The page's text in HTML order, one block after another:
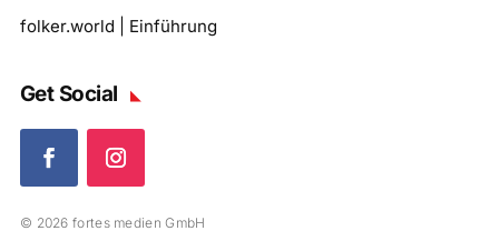
folker.world | Einführung
Get Social
© 2026 fortes medien GmbH